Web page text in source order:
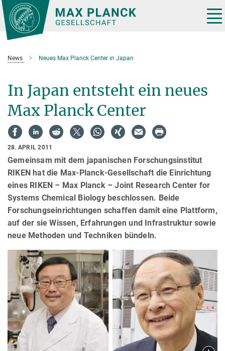
Hauptinhalt
News Neues Max Planck Center in Japan
In Japan entsteht ein neues
Max Planck Center
28. APRIL 2011
Gemeinsam mit dem japanischen Forschungsinstitut
RIKEN hat die Max-Planck-Gesellschaft die Einrichtung
eines RIKEN – Max Planck – Joint Research Center for
Systems Chemical Biology beschlossen. Beide
Forschungseinrichtungen schaffen damit eine Plattform,
auf der sie Wissen, Erfahrungen und Infrastruktur sowie
neue Methoden und Techniken bündeln.